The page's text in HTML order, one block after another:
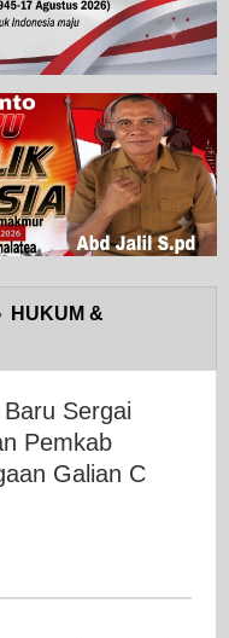
HUKUM &
Sergai
Pemkab
Galian C